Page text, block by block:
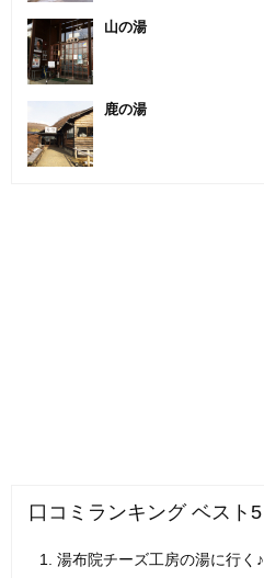
山の湯
鹿の湯
口コミランキング ベスト5
湯布院チーズ工房の湯に行く♪